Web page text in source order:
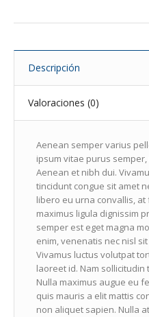
Descripción
Valoraciones (0)
Aenean semper varius
ipsum vitae purus
Aenean et nibh dui.
tincidunt congue sit amet
libero eu urna convallis,
maximus ligula dignissim
semper est eget magna
enim, venenatis nec nisl
Vivamus luctus volutpat
laoreet id. Nam
Nulla maximus augue eu
quis mauris a elit mattis
non aliquet sapien. Nulla